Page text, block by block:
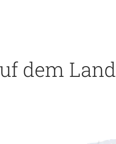
dem Land